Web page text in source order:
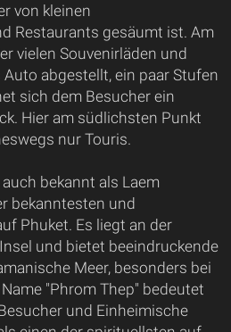
von kleinen
Restaurants gesäumt ist. Am
vielen Souvenirläden und
Auto abgestellt, ein paar Stufen
sich dem Besucher ein
Hier am südlichsten Punkt
nur Touris.
bekannt als Laem
bekanntesten und
Phuket. Es liegt an der
und bietet beeindruckende
Meer, besonders bei
"Phrom Thep" bedeutet
und Einheimische